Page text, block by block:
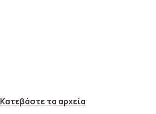
Kατεβάστε τα αρχεία